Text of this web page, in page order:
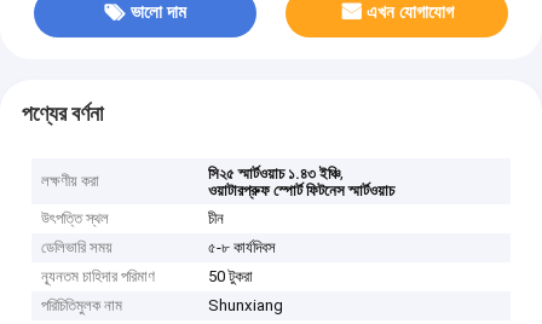
ভালো দাম এখন যোগাযোগ
পণ্যের বর্ণনা
লক্ষণীয় করা সি২৫ স্মার্টওয়াচ ১.৪৩ ইঞ্চি,
ওয়াটারপ্রুফ স্পোর্ট ফিটনেস স্মার্টওয়াচ
উৎপত্তি স্থল
চীন
ডেলিভারি সময়
৫-৮ কার্যদিবস
ন্যূনতম চাহিদার পরিমাণ
50 টুকরা
পরিচিতিমুলক নাম
Shunxiang